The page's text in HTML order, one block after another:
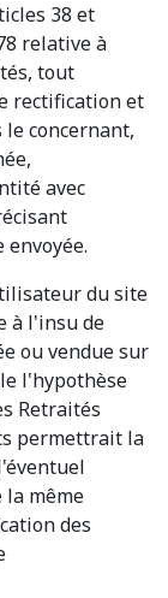
38 et
relative à
tout
rectification et
le concernant,
avec
envoyée.
du site
à l'insu de
ou vendue sur
l'hypothèse
Retraités
permettrait la
même
des